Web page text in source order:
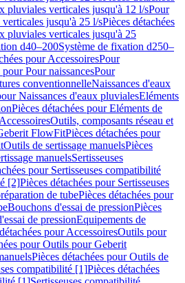
pluviales verticales jusqu'à 12 l/sPour
jusqu'à 25 l/sPièces détachées
pluviales verticales jusqu'à 25
d40–200Système de fixation d250–
pour AccessoiresPour
pour Pour naissancesPour
conventionnelleNaissances d'eaux
Naissances d'eaux pluvialesEléments
Pièces détachées pour Eléments de
AccessoiresOutils, composants réseau et
FlowFitPièces détachées pour
Outils de sertissage manuelsPièces
manuelsSertisseuses
pour Sertisseuses compatibilité
[2]Pièces détachées pour Sertisseuses
de tubePièces détachées pour
Bouchons d'essai de pressionPièces
de pressionEquipements de
pour AccessoiresOutils pour
pour Outils pour Geberit
Pièces détachées pour Outils de
compatibilité [1]Pièces détachées